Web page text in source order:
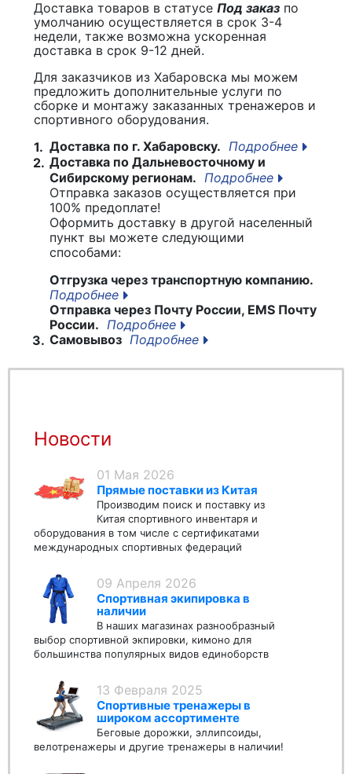
Доставка товаров в статусе Под заказ по
умолчанию осуществляется в срок 3-4
недели, также возможна ускоренная
доставка в срок 9-12 дней.
Для заказчиков из Хабаровска мы можем
предложить дополнительные услуги по
сборке и монтажу заказанных тренажеров и
спортивного оборудования.
1. Доставка по г. Хабаровску. Подробнее
2. Доставка по Дальневосточному и
Сибирскому регионам. Подробнее
Отправка заказов осуществляется при
100% предоплате!
Оформить доставку в другой населенный
пункт вы можете следующими
способами:
Отгрузка через транспортную компанию.
Подробнее
Отправка через Почту России, EMS Почту
России. Подробнее
3. Самовывоз Подробнее
Новости
01 Мая 2026
Прямые поставки из Китая
Производим поиск и поставку из
Китая спортивного инвентаря и
оборудования в том числе с сертификатами
международных спортивных федераций
09 Апреля 2026
Спортивная экипировка в
наличии
В наших магазинах разнообразный
выбор спортивной экпировки, кимоно для
большинства популярных видов единоборств
13 Февраля 2025
Спортивные тренажеры в
широком ассортименте
Беговые дорожки, эллипсоиды,
велотренажеры и другие тренажеры в наличии!